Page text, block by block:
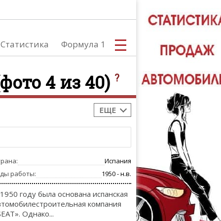
Статистика Формула 1
4 из 40) ?
ЕЩЕ
Испания
работы:
1950 - н.в.
году была основана испанская
компания
Однако...